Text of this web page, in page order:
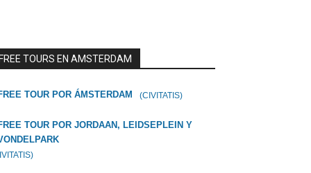
TOURS EN AMSTERDAM
TOUR POR ÁMSTERDAM (CIVITATIS)
TOUR POR JORDAAN, LEIDSEPLEIN Y